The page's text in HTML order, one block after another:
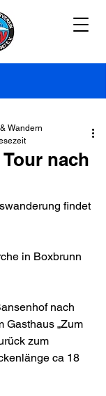
nach
Wandern
findet
in Boxbrunn
nach
Gasthaus „Zum
zum
ca 18